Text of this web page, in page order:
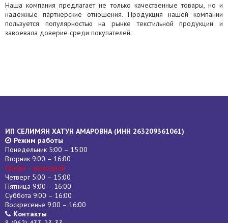
Наша компания предлагает не только качественные товары, но и
надежные партнерские отношения. Продукция нашей компании
пользуется популярностью на рынке текстильной продукции и
завоевала доверие среди покупателей.
ИП СЕЛИМЯН ХАТУН АМАРОВНА (ИНН 263209361061)
Режим работы
Понедельник 5:00 – 15:00
Вторник 9:00 – 16:00
Среда – выходной
Четверг 5:00 – 15:00
Пятница 9:00 – 16:00
Суббота 9:00 – 16:00
Воскресенье 9:00 – 16:00
Контакты